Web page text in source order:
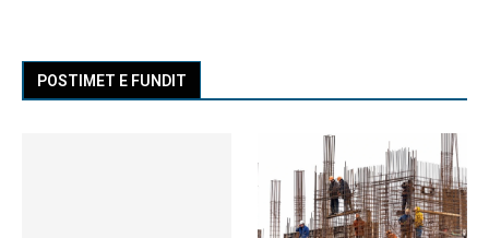
POSTIMET E FUNDIT